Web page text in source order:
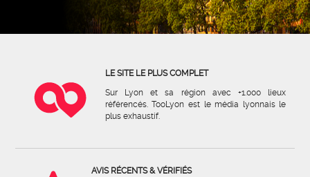
LE SITE LE PLUS COMPLET
Sur Lyon et sa région avec +1.000 lieux
référencés. TooLyon est le média lyonnais le
plus exhaustif.
AVIS RÉCENTS & VÉRIFIÉS